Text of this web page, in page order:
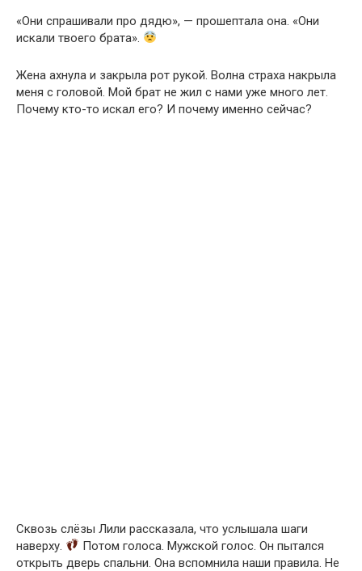
«Они спрашивали про дядю», — прошептала она. «Они
искали твоего брата».
Жена ахнула и закрыла рот рукой. Волна страха накрыла
меня с головой. Мой брат не жил с нами уже много лет.
Почему кто-то искал его? И почему именно сейчас?
Сквозь слёзы Лили рассказала, что услышала шаги
наверху.
Потом голоса. Мужской голос. Он пытался
открыть дверь спальни. Она вспомнила наши правила. Не